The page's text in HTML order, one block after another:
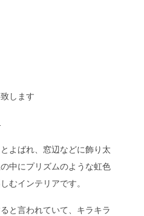
します
よばれ、窓辺などに飾り太
中にプリズムのような虹色
むインテリアです。
と言われていて、キラキラ